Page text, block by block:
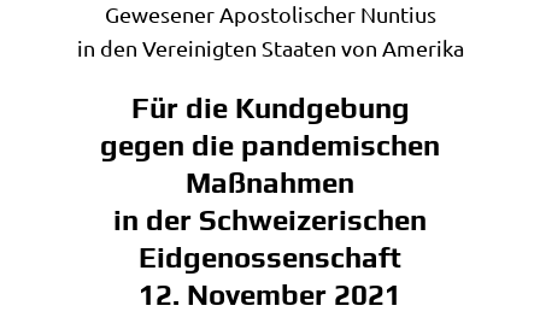
Gewe­se­ner Apo­sto­li­scher Nun­ti­us
in den Ver­ei­nig­ten Staa­ten von Amerika
Für die Kundgebung
gegen die pandemischen
Maßnahmen
in der Schweizerischen
Eidgenossenschaft
12. November 2021